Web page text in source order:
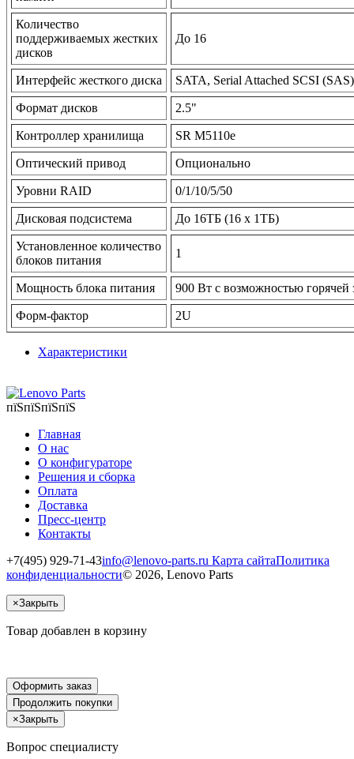
Количество
поддерживаемых жестких
дисков
До 16
Интерфейс жесткого диска SATA, Serial Attached SCSI (SAS)
Формат дисков 2.5"
Контроллер хранилища SR M5110e
Оптический привод Опционально
Уровни RAID 0/1/10/5/50
Дисковая подсистема До 16TБ (16 x 1TБ)
Установленное количество
блоков питания
1
Мощность блока питания 900 Вт с возможностью горячей
Форм-фактор 2U
Характеристики
пїЅпїЅпїЅпїЅ
Главная
О нас
О конфигураторе
Решения и сборка
Оплата
Доставка
Пресс-центр
Контакты
+7(495) 929-71-43info@lenovo-parts.ru Карта сайтаПолитика
конфиденциальности© 2026, Lenovo Parts
×Закрыть
Товар добавлен в корзину
Оформить заказ
Продолжить покупки
×Закрыть
Вопрос специалисту